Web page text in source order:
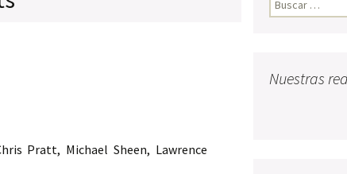
Pratt, Michael Sheen, Lawrence
Nuestras